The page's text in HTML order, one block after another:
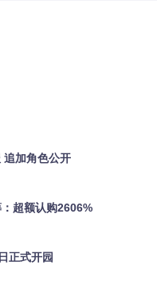
追加角色公开
超额认购2606%
正式开园